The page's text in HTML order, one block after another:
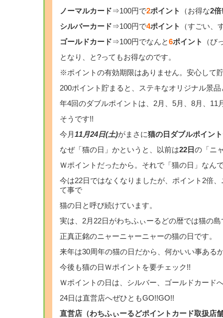
ノーマルカード⇒100円で2ポイント （お得な2
シルバーカード⇒100円で4ポイント
（すごい、
ゴールドカード⇒100円でなんと6ポイント
（び
となり、と?ってもお得なのです。
※ポイントの有効期限はありません。安心して
200ポイント貯まると、ステキなオリジナル景
年4回のダブルポイントは、2月、5月、8月、11
そうです!!
今月 11月24日(土)がまさに猫の日ダブルポイン
なぜ「猫の日」かというと、以前は22日の「ニ
Ｗポイントだったから。それで「猫の日」なん
今は22日ではなくなりましたが、ポイント2倍
て事で
猫の日と呼び続けています。
実は、2月22日がわちふぃーるどの暦では猫の
正真正銘のニャーニャーニャーの猫の日です。
来年は30周年の猫の日だから、何かいい事ある
今後も猫の日Ｗポイントを要チェック!!
Ｗポイントの日は、シルバー、ゴールドカード
24日は直営店へぜひともGO!!GO!!
直営店（わちふぃーるどポイントカード取扱店